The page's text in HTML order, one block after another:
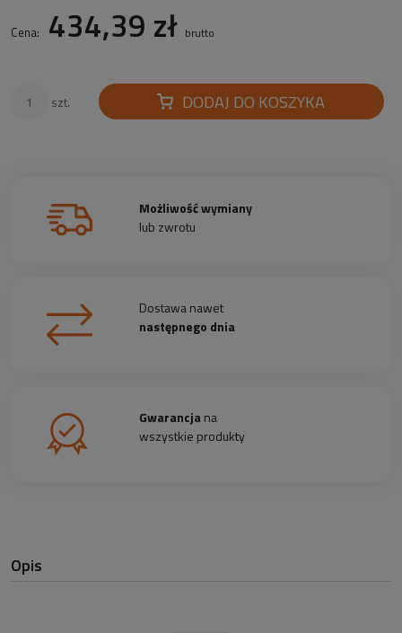
Cena: 434,39 zł brutto
szt. DODAJ DO KOSZYKA
Możliwość wymiany
lub zwrotu
Dostawa nawet
następnego dnia
Gwarancjana
wszystkie produkty
Opis